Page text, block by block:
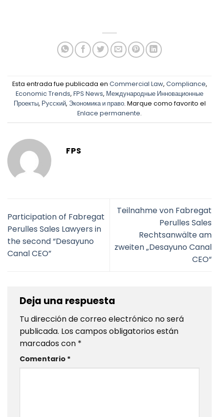
Esta entrada fue publicada en Commercial Law, Compliance,
Economic Trends, FPS News, Международные Инновационные
Проекты, Русский, Экономика и право. Marque como favorito el
Enlace permanente.
FPS
Participation of Fabregat
Perulles Sales Lawyers in
the second “Desayuno
Canal CEO”
Teilnahme von Fabregat
Perulles Sales
Rechtsanwälte am
zweiten „Desayuno Canal
CEO“
Deja una respuesta
Tu dirección de correo electrónico no será
publicada. Los campos obligatorios están
marcados con *
Comentario *